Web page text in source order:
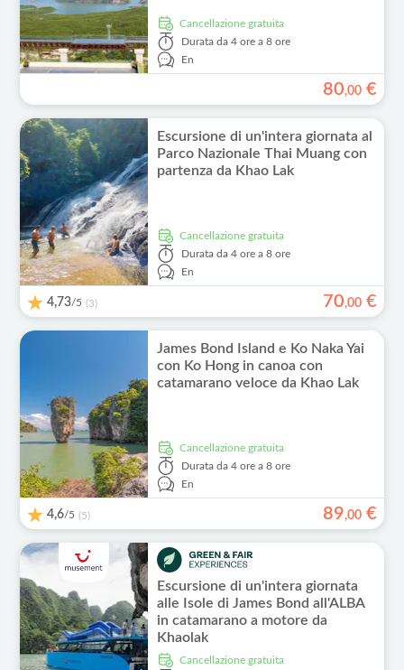
Cancellazione gratuita
Durata da 4 ore a 8 ore
En
80,00 €
Escursione di un'intera giornata al
Parco Nazionale Thai Muang con
partenza da Khao Lak
Cancellazione gratuita
Durata da 4 ore a 8 ore
En
4,73/5 (3) 70,00 €
James Bond Island e Ko Naka Yai
con Ko Hong in canoa con
catamarano veloce da Khao Lak
Cancellazione gratuita
Durata da 4 ore a 8 ore
En
4,6/5 (5) 89,00 €
Escursione di un'intera giornata
alle Isole di James Bond all'ALBA
in catamarano a motore da
Khaolak
Cancellazione gratuita